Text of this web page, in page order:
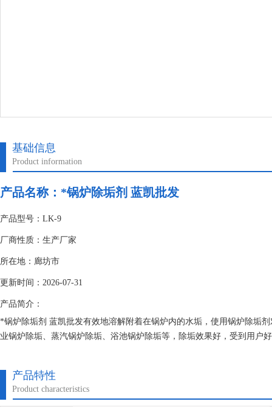
基础信息
Product information
产品名称： *锅炉除垢剂 蓝凯批发
产品型号：LK-9
厂商性质：生产厂家
所在地：廊坊市
更新时间：2026-07-31
产品简介：
*锅炉除垢剂 蓝凯批发有效地溶解附着在锅炉内的水垢，使用锅炉除垢
业锅炉除垢、蒸汽锅炉除垢、浴池锅炉除垢等，除垢效果好，受到用户
产品特性
Product characteristics